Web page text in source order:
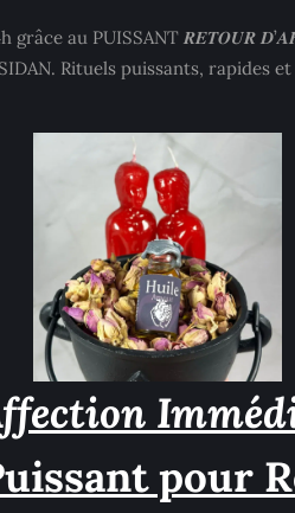
grâce au PUISSANT 𝑹𝑬𝑻𝑶𝑼𝑹
Rituels puissants, rapides
pour